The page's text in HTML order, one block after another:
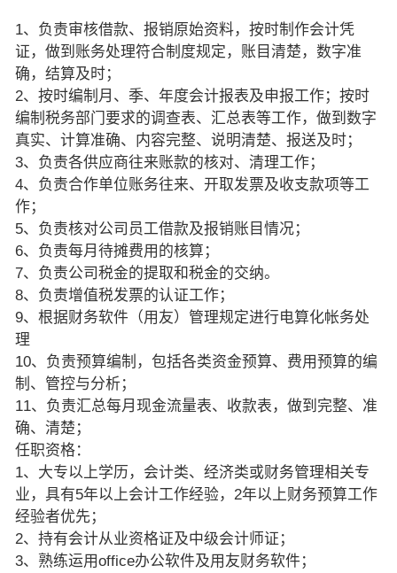
1、负责审核借款、报销原始资料，按时制作会计凭
证，做到账务处理符合制度规定，账目清楚，数字准
确，结算及时；
2、按时编制月、季、年度会计报表及申报工作；按时
编制税务部门要求的调查表、汇总表等工作，做到数字
真实、计算准确、内容完整、说明清楚、报送及时；
3、负责各供应商往来账款的核对、清理工作；
4、负责合作单位账务往来、开取发票及收支款项等工
作；
5、负责核对公司员工借款及报销账目情况；
6、负责每月待摊费用的核算；
7、负责公司税金的提取和税金的交纳。
8、负责增值税发票的认证工作；
9、根据财务软件（用友）管理规定进行电算化帐务处
理
10、负责预算编制，包括各类资金预算、费用预算的编
制、管控与分析；
11、负责汇总每月现金流量表、收款表，做到完整、准
确、清楚；
任职资格：
1、大专以上学历，会计类、经济类或财务管理相关专
业，具有5年以上会计工作经验，2年以上财务预算工作
经验者优先；
2、持有会计从业资格证及中级会计师证；
3、熟练运用office办公软件及用友财务软件；